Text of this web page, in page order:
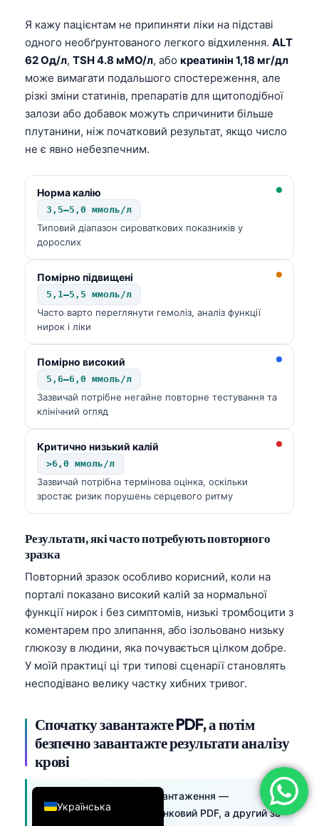
Я кажу пацієнтам не припиняти ліки на підставі
одного необґрунтованого легкого відхилення. ALT
62 Од/л, TSH 4.8 мМО/л, або креатинін 1,18 мг/дл
може вимагати подальшого спостереження, але
різкі зміни статинів, препаратів для щитоподібної
залози або добавок можуть спричинити більше
плутанини, ніж початковий результат, якщо число
не є явно небезпечним.
Норма калію
3,5–5,0 ммоль/л
Типовий діапазон сироваткових показників у
дорослих
Помірно підвищені
5,1–5,5 ммоль/л
Часто варто переглянути гемоліз, аналіз функції
нирок і ліки
Помірно високий
5,6–6,0 ммоль/л
Зазвичай потрібне негайне повторне тестування та
клінічний огляд
Критично низький калій
>6,0 ммоль/л
Зазвичай потрібна термінова оцінка, оскільки
зростає ризик порушень серцевого ритму
Результати, які часто потребують повторного
зразка
Повторний зразок особливо корисний, коли на
порталі показано високий калій за нормальної
функції нирок і без симптомів, низькі тромбоцити з
коментарем про злипання, або ізольовано низьку
глюкозу в людини, яка почувається цілком добре.
У моїй практиці ці три типові сценарії становлять
несподівано велику частку хибних тривог.
Спочатку завантажте PDF, а потім
безпечно завантажте результати аналізу
крові
Найкращий файл для завантаження —
оригінальний багатосторінковий PDF, а другий за
Українська
Deutsch
עִבְרִית
Italiano
Português
Ελληνικά
Türkçe
Română
فارسی
Български
Dansk
Nederlands
हिन्दी
Bahasa Indonesia
Հայերեն
Српски језик
Svenska
Azərbaycan dili
Eesti
日本語
Čeština
ქართული
Русский
Lietuvių kalba
Polski
한국어
Slovenščina